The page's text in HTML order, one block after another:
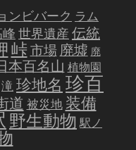
ンビバーク ラム
世界遺産 伝統
峠市場 廃墟 廃
本百名山 植物園
滝珍地名 珍百
道 被災地 装備
野生動物 駅ノ